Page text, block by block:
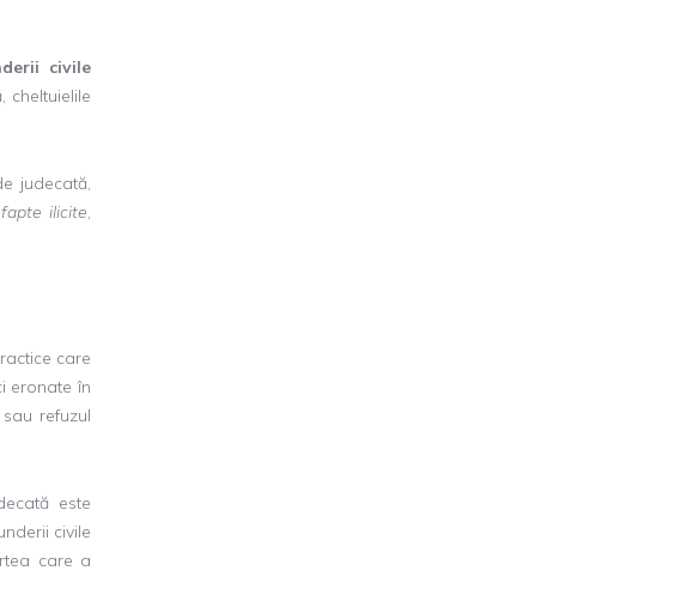
civile
cheltuielile
judecată,
fapte ilicite,
care
eronate în
refuzul
este
civile
care a